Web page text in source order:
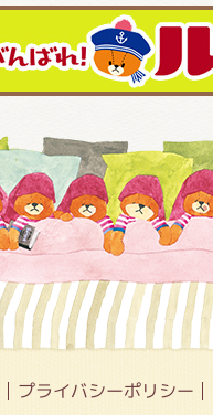
プライバシーポリシー